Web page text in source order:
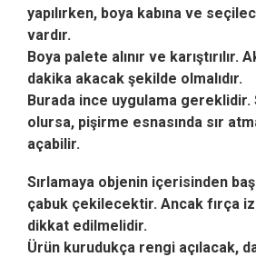
yapılırken, boya kabına ve
vardır.
Boya palete alınır ve karıştırılır.
dakika akacak şekilde olmalıdır.
Burada ince uygulama gereklidir.
olursa, pişirme esnasında sır
açabilir.
Sırlamaya objenin içerisinden
çabuk çekilecektir. Ancak fırça
dikkat edilmelidir.
Ürün kurudukça rengi açılacak,